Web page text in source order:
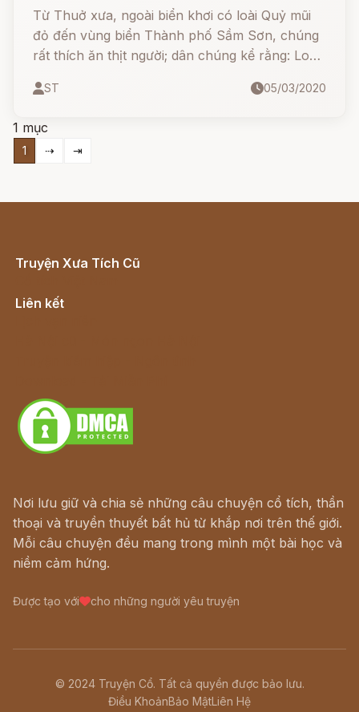
Từ Thuở xưa, ngoài biển khơi có loài Quỷ mũi
đỏ đến vùng biển Thành phố Sầm Sơn, chúng
rất thích ăn thịt người; dân chúng kể rằng: Loài
vao, răng nhọn hoắt, miệng đỏ lòm; dân chài ra
sống...
ST 05/03/2020
1 mục
1 ⇢ ⇥
Truyện Xưa Tích Cũ
Liên kết
Nơi lưu giữ và chia sẻ những câu chuyện cổ tích, thần
thoại và truyền thuyết bất hủ từ khắp nơi trên thế giới.
Mỗi câu chuyện đều mang trong mình một bài học và
niềm cảm hứng.
Được tạo với cho những người yêu truyện
© 2024 Truyện Cổ. Tất cả quyền được bảo lưu.
Điều KhoảnBảo MậtLiên Hệ